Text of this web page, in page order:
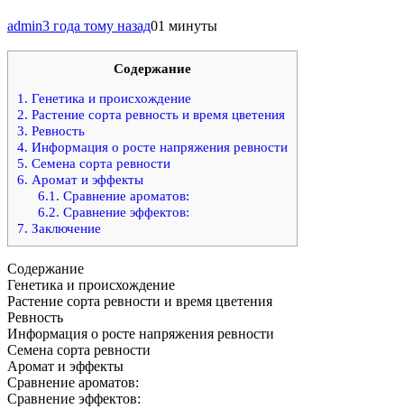
admin3 года тому назад01 минуты
Содержание
1. Генетика и происхождение
2. Растение сорта ревность и время цветения
3. Ревность
4. Информация о росте напряжения ревности
5. Семена сорта ревности
6. Аромат и эффекты
6.1. Сравнение ароматов:
6.2. Сравнение эффектов:
7. Заключение
Содержание
Генетика и происхождение
Растение сорта ревности и время цветения
Ревность
Информация о росте напряжения ревности
Семена сорта ревности
Аромат и эффекты
Сравнение ароматов:
Сравнение эффектов: